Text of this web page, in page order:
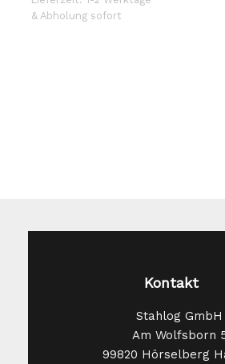
& Abholung sofort
Kontakt
Stahlog GmbH
Am Wolfsborn
99820 Hörselberg